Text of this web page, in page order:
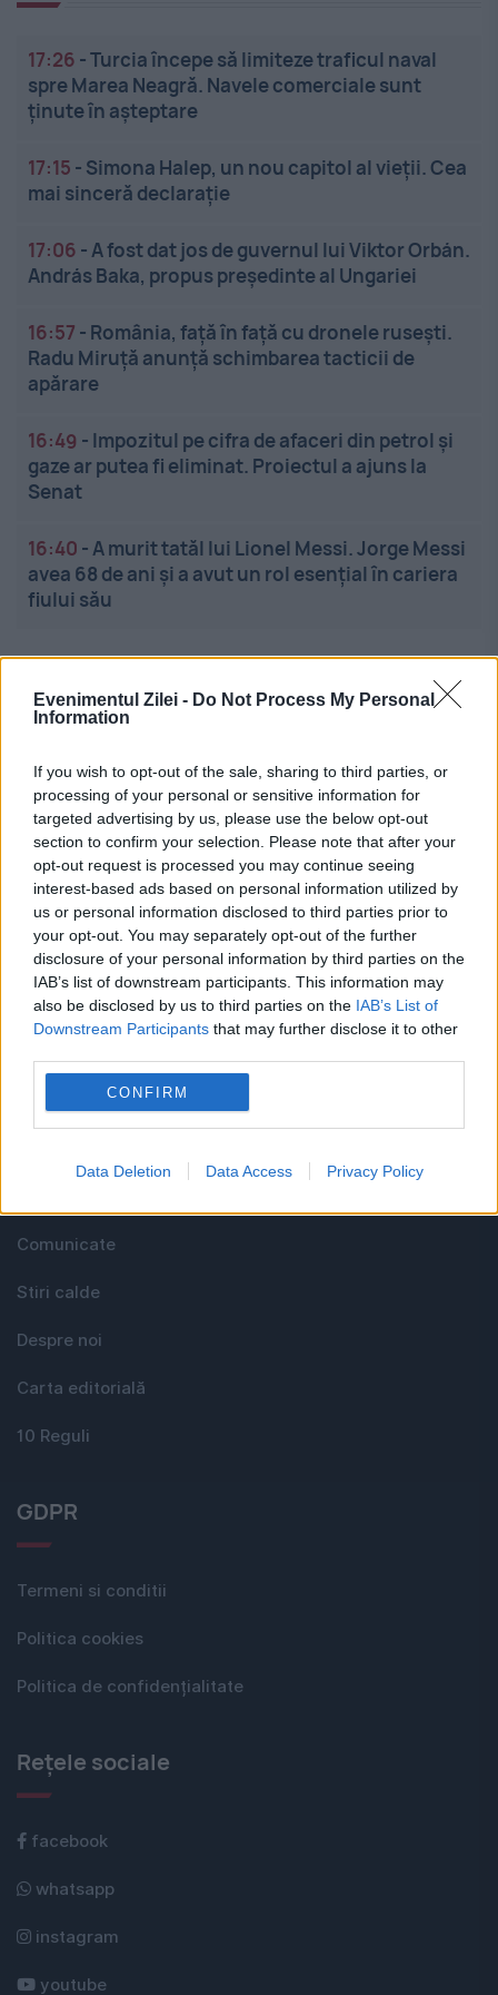
Evenimentul Zilei - Do Not Process My Personal
Information
If you wish to opt-out of the sale, sharing to third parties, or
processing of your personal or sensitive information for
targeted advertising by us, please use the below opt-out
section to confirm your selection. Please note that after your
opt-out request is processed you may continue seeing
interest-based ads based on personal information utilized by
us or personal information disclosed to third parties prior to
your opt-out. You may separately opt-out of the further
disclosure of your personal information by third parties on the
IAB’s list of downstream participants. This information may
also be disclosed by us to third parties on the IAB’s List of
Downstream Participants that may further disclose it to other
CONFIRM
Data Deletion Data Access Privacy Policy
17:26 -Turcia începe să limiteze traficul naval
spre Marea Neagră. Navele comerciale sunt
ținute în așteptare
17:15 - Simona Halep, un nou capitol al vieții. Cea
mai sinceră declarație
17:06 -A fost dat jos de guvernul lui Viktor Orbán.
András Baka, propus președinte al Ungariei
16:57 - România, față în față cu dronele rusești.
Radu Miruță anunță schimbarea tacticii de
apărare
16:49 - Impozitul pe cifra de afaceri din petrol și
gaze ar putea fi eliminat. Proiectul a ajuns la
Senat
16:40 -A murit tatăl lui Lionel Messi. Jorge Messi
avea 68 de ani și a avut un rol esențial în cariera
fiului său
Cel mai bun portal de stiri!
Evenimentul Zilei este o publicație multimedia, dedicată
celor care apreciază știrile corecte, obiective și
relevante din toate domeniile de activitate
Linkuri utile
Utile
Comunicate
Stiri calde
Despre noi
Carta editorială
10 Reguli
GDPR
Termeni si conditii
Politica cookies
Politica de confidențialitate
Rețele sociale
facebook
whatsapp
instagram
youtube